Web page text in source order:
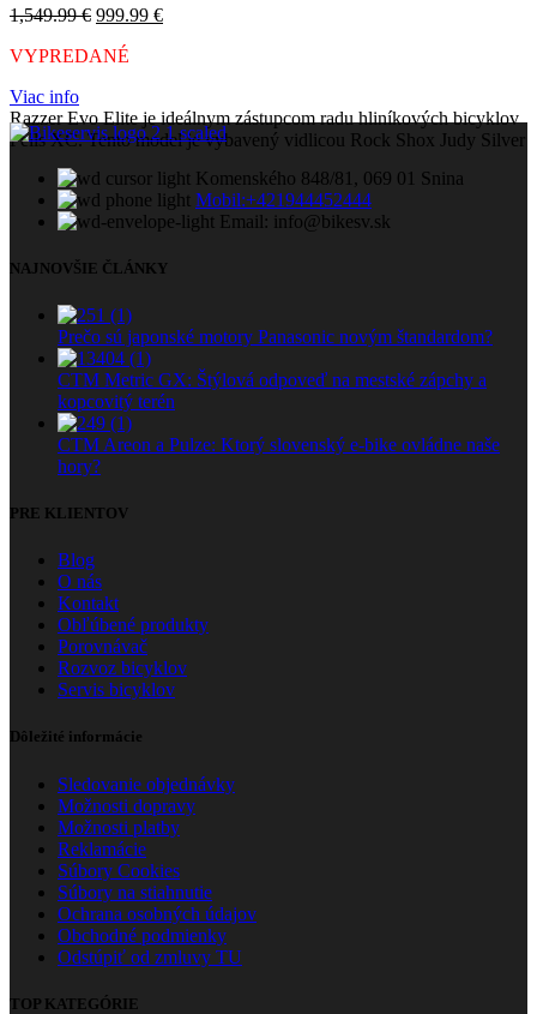
1,549.99€ Pôvodná
bola:
999.99 €Aktuálna
VYPREDANÉ
Viac info
Razzer Evo Elite je ideálnym zástupcom radu hliníkových bicyklov
Pells XC. Tento model je vybavený vidlicou Rock Shox Judy Silver
Komenského 848/81, 069 01 Snina
Mobil:+421944452444
Email: info@bikesv.sk
NAJNOVŠIE ČLÁNKY
Prečo sú japonské motory Panasonic novým štandardom?
CTM Metric GX: Štýlová odpoveď na mestské zápchy a
kopcovitý terén
CTM Areon a Pulze: Ktorý slovenský e-bike ovládne naše
hory?
PRE KLIENTOV
Blog
O nás
Kontakt
Obľúbené produkty
Porovnávač
Rozvoz bicyklov
Servis bicyklov
Dôležité informácie
Sledovanie objednávky
Možnosti dopravy
Možnosti platby
Reklamácie
Súbory Cookies
Súbory na stiahnutie
Ochrana osobných údajov
Obchodné podmienky
Odstúpiť od zmluvy TU
TOP KATEGÓRIE